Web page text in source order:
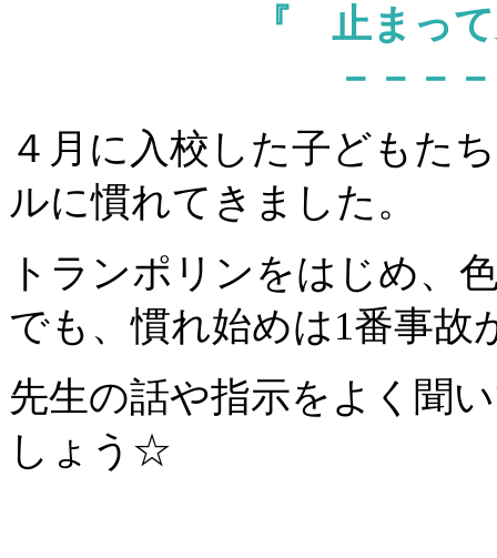
『 止まっ
－－－
４月に入校した子どもた
ルに慣れてきました。
トランポリンをはじめ、
でも、慣れ始めは1番事
先生の話や指示をよく聞
しょう☆